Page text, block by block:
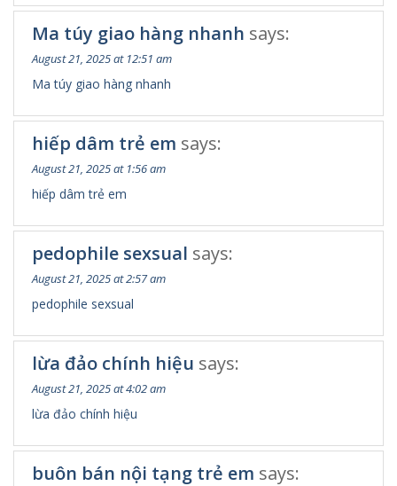
Ma túy giao hàng nhanh says:
August 21, 2025 at 12:51 am
Ma túy giao hàng nhanh
hiếp dâm trẻ em says:
August 21, 2025 at 1:56 am
hiếp dâm trẻ em
pedophile sexsual says:
August 21, 2025 at 2:57 am
pedophile sexsual
lừa đảo chính hiệu says:
August 21, 2025 at 4:02 am
lừa đảo chính hiệu
buôn bán nội tạng trẻ em says: